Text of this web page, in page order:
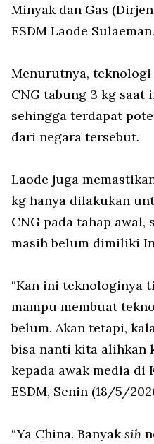
Minyak dan Gas
ESDM Laode Sulaeman.
Menurutnya,
CNG tabung 3 kg
sehingga terdapat
dari negara tersebut.
Laode juga
kg hanya dilakukan
CNG pada tahap
masih belum dimiliki
“Kan ini teknologinya
mampu membuat
belum. Akan tetapi,
bisa nanti kita alihkan
kepada awak media di
ESDM, Senin (18/5/
“Ya China. Banyaksih